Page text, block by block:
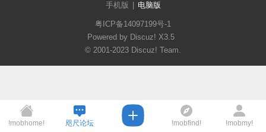
手机版 电脑版
粤ICP备14097199号-1
Powered by Discuz! X3.5
© 2001-2023 Discuz! Team.
!mobhome! 咫尺论坛 !mobfind! !mobmy!